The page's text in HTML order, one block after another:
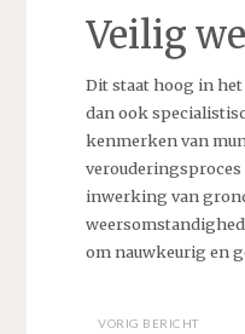
Veilig
Dit staat hoog in het
dan ook
kenmerken van
verouderingsproces
inwerking van
om nauwkeurig en
VORIG BERICHT